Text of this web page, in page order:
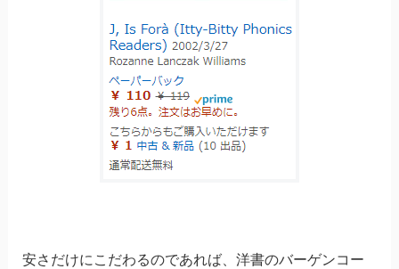
安さだけにこだわるのであれば、洋書のバーゲンコー